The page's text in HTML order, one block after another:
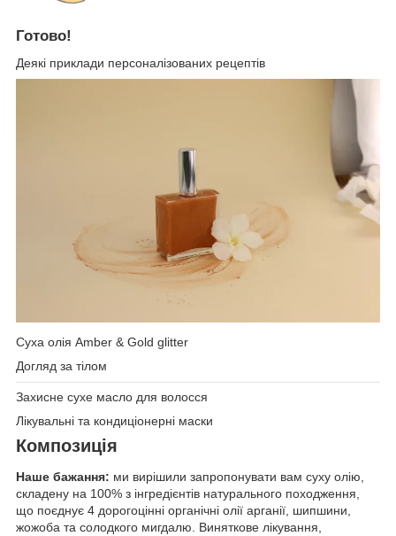
Готово!
Деякі приклади персоналізованих рецептів
Суха олія Amber & Gold glitter
Догляд за тілом
Захисне сухе масло для волосся
Лікувальні та кондиціонерні маски
Композиція
Наше бажання: ми вирішили запропонувати вам суху олію,
складену на 100% з інгредієнтів натурального походження,
що поєднує 4 дорогоцінні органічні олії арганії, шипшини,
жожоба та солодкого мигдалю. Виняткове лікування,